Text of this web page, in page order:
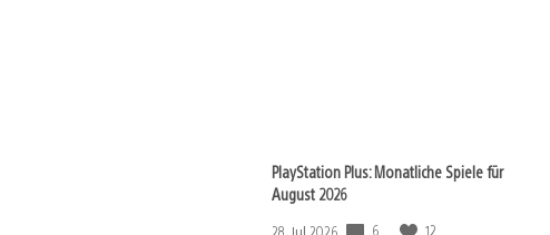
PlayStation Plus: Monatliche Spiele für
August 2026
Veröffentlichungsdatum:
28. Jul 2026 6 12